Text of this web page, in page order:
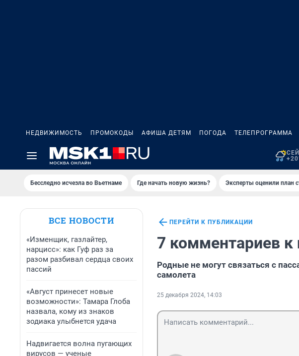
НЕДВИЖИМОСТЬ ПРОМОКОДЫ АФИША ДЕТЯМ ПОГОДА ТЕЛЕПРОГРАММА
Бесследно исчезла во Вьетнаме Где начать новую жизнь? Эксперты оценили план
ВСЕ НОВОСТИ
«Изменщик, газлайтер,
нарцисс»: как Гуф раз за
разом разбивал сердца своих
пассий
«Август принесет новые
возможности»: Тамара Глоба
назвала, кому из знаков
зодиака улыбнется удача
Надвигается волна пугающих
вирусов — ученые
ПЕРЕЙТИ К ПУБЛИКАЦИИ
7 комментариев к
Родные не могут связаться с
самолета
25 декабря 2024, 14:03